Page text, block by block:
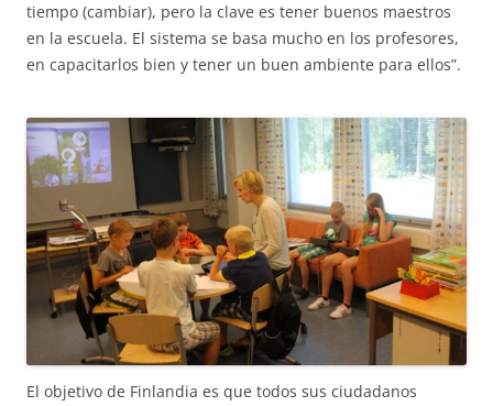
tiempo (cambiar), pero la clave es tener buenos maestros
en la escuela. El sistema se basa mucho en los profesores,
en capacitarlos bien y tener un buen ambiente para ellos”.
El objetivo de Finlandia es que todos sus ciudadanos